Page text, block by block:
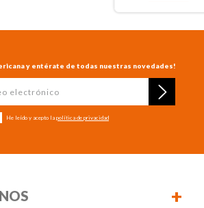
y entérate de todas nuestras novedades!
He leído y acepto la política de privacidad
+